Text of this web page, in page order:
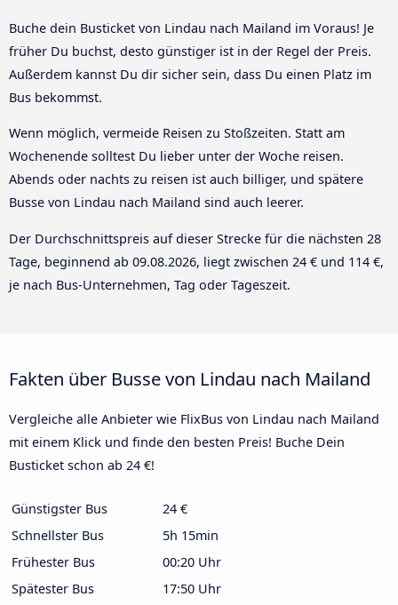
Buche dein Busticket von Lindau nach Mailand im Voraus! Je
früher Du buchst, desto günstiger ist in der Regel der Preis.
Außerdem kannst Du dir sicher sein, dass Du einen Platz im
Bus bekommst.
Wenn möglich, vermeide Reisen zu Stoßzeiten. Statt am
Wochenende solltest Du lieber unter der Woche reisen.
Abends oder nachts zu reisen ist auch billiger, und spätere
Busse von Lindau nach Mailand sind auch leerer.
Der Durchschnittspreis auf dieser Strecke für die nächsten 28
Tage, beginnend ab 09.08.2026, liegt zwischen 24 € und 114 €,
je nach Bus-Unternehmen, Tag oder Tageszeit.
Fakten über Busse von Lindau nach Mailand
Vergleiche alle Anbieter wie FlixBus von Lindau nach Mailand
mit einem Klick und finde den besten Preis! Buche Dein
Busticket schon ab 24 €!
Günstigster Bus
24 €
Schnellster Bus
5h 15min
Frühester Bus
00:20 Uhr
Spätester Bus
17:50 Uhr